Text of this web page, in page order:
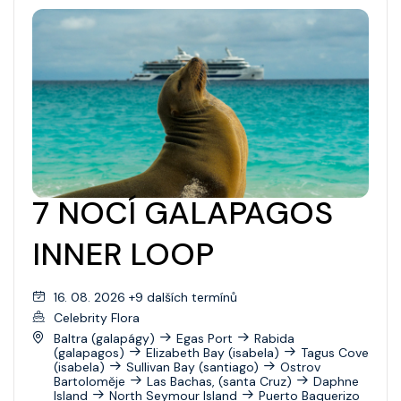
Pacifický Severozápad
Jižní Amerika
Jižní Pacifik
Transatlantic
Panamský průplav
Transpacific
Harmony Of The Seas
Hero Of The Seas
Icon Of The Seas
Independence Of The Seas
Jewel Of The Seas
Legend Of The Seas
Liberty Of The Seas
Mariner Of The Seas
Navigator Of The Seas
Oasis Of The Seas
Odyssey Of The Seas
7 NOCÍ GALAPAGOS
INNER LOOP
16. 08. 2026 +9 dalších termínů
Celebrity Flora
Baltra (galapágy)
Egas Port
Rabida
(galapagos)
Elizabeth Bay (isabela)
Tagus Cove
(isabela)
Sullivan Bay (santiago)
Ostrov
Bartoloměje
Las Bachas, (santa Cruz)
Daphne
Island
North Seymour Island
Puerto Baquerizo